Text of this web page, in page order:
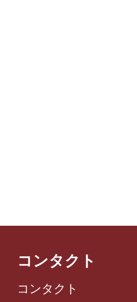
コンタクト
コンタクト